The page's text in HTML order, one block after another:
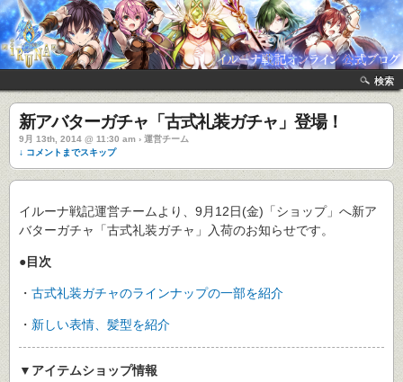
検索
新アバターガチャ「古式礼装ガチャ」登場！
9月 13th, 2014 @ 11:30 am › 運営チーム
↓ コメントまでスキップ
イルーナ戦記運営チームより、9月12日(金)「ショップ」へ新ア
バターガチャ「古式礼装ガチャ」入荷のお知らせです。
●目次
・ 古式礼装ガチャのラインナップの一部を紹介
・ 新しい表情、髪型を紹介
▼アイテムショップ情報